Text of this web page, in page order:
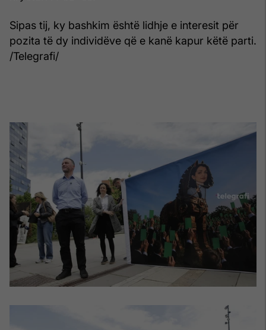
Sipas tij, ky bashkim është lidhje e interesit për
pozita të dy individëve që e kanë kapur këtë parti.
/Telegrafi/